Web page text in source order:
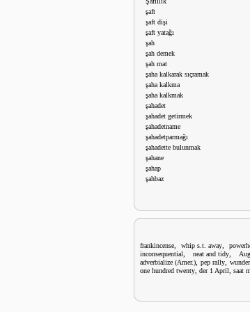
şaft
şaft dişi
şaft yatağı
şah
şah demek
şah mat
şaha kalkarak sıçramak
şaha kalkma
şaha kalkmak
şahadet
şahadet getirmek
şahadetname
şahadetparmağı
şahadette bulunmak
şahane
şahap
şahbaz
frankincense whip s.t. away,
inconsequential neat and tidy,
adverbialize (Amer.) ,pep rally ,
one hundred twenty der 1 April saat